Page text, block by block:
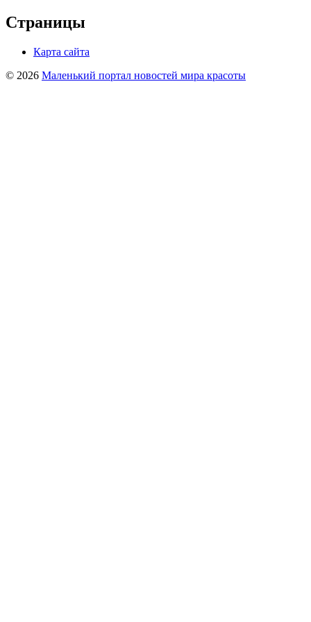
Страницы
Карта сайта
© 2026 Маленький портал новостей мира красоты